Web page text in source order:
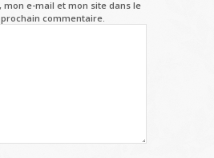
e-mail et mon site dans le
commentaire.